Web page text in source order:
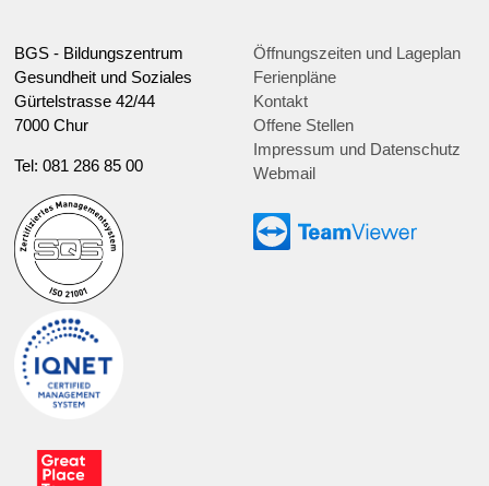
BGS - Bildungszentrum
Gesundheit und Soziales
Gürtelstrasse 42/44
7000 Chur
Tel: 081 286 85 00
Öffnungszeiten und Lageplan
Ferienpläne
Kontakt
Offene Stellen
Impressum und Datenschutz
Webmail